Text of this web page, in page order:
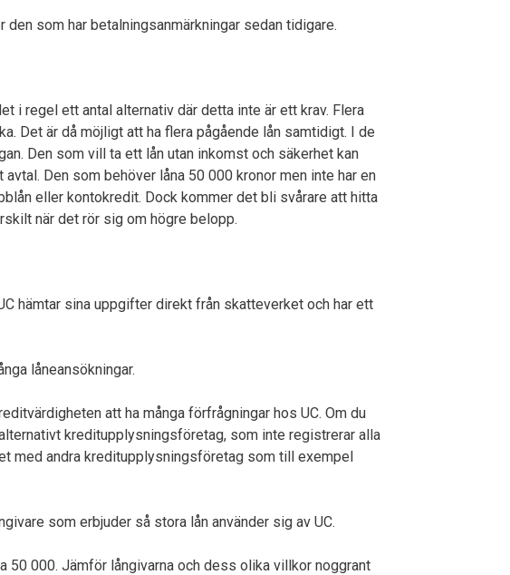
som har betalningsanmärkningar sedan tidigare.
i regel ett antal alternativ där detta inte är ett krav. Flera
Det är då möjligt att ha flera pågående lån samtidigt. I de
Den som vill ta ett lån utan inkomst och säkerhet kan
Den som behöver låna 50 000 kronor men inte har en
eller kontokredit. Dock kommer det bli svårare att hitta
när det rör sig om högre belopp.
hämtar sina uppgifter direkt från skatteverket och har ett
låneansökningar.
att ha många förfrågningar hos UC. Om du
kreditupplysningsföretag, som inte registrerar alla
med andra kreditupplysningsföretag som till exempel
som erbjuder så stora lån använder sig av UC.
50 000. Jämför långivarna och dess olika villkor noggrant